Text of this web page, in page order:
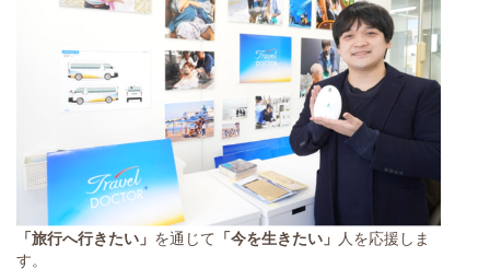
「旅行へ行きたい」 を通じて 「今を生きたい」 人を応援しま
す。